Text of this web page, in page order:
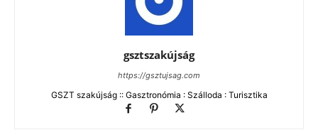
gsztszakújság
https://gsztujsag.com
GSZT szakújság :: Gasztronómia : Szálloda : Turisztika